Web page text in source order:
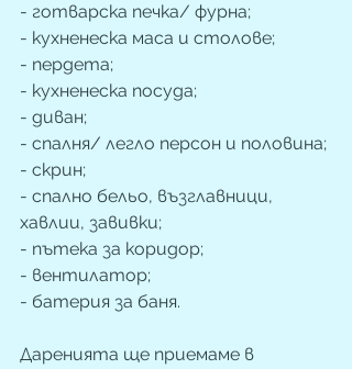
- готварска печка/ фурна;
- кухненеска маса и столове;
- пердета;
- кухненеска посуда;
- диван;
- спалня/ легло персон и половина;
- скрин;
- спално бельо, възглавници,
хавлии, завивки;
- пътека за коридор;
- вентилатор;
- батерия за баня.
Даренията ще приемаме в